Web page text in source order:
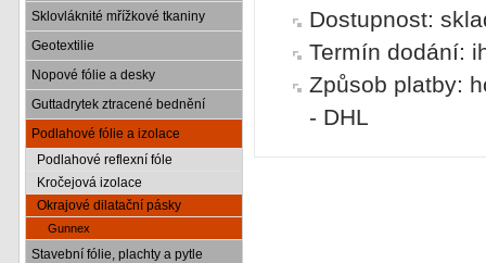
Sklovláknité mřížkové tkaniny
Geotextilie
Nopové fólie a desky
Guttadrytek ztracené bednění
Podlahové fólie a izolace
Podlahové reflexní fóle
Kročejová izolace
Okrajové dilatační pásky
Gunnex
Stavební fólie, plachty a pytle
Dostupnost:
Termín dodání:
Způsob platby:
- DHL